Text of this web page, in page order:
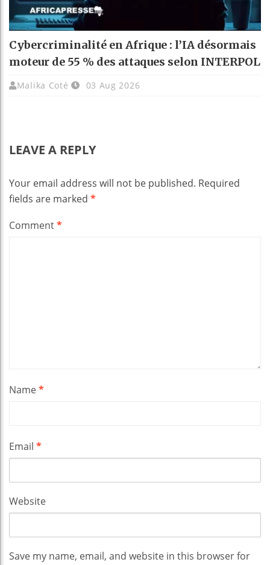
Cybercriminalité en Afrique : l’IA désormais
moteur de 55 % des attaques selon INTERPOL
Malika Coté 03 Aug 2026
LEAVE A REPLY
Your email address will not be published. Required
fields are marked *
Comment*
Name*
Email *
Website
Save my name, email, and website in this browser for